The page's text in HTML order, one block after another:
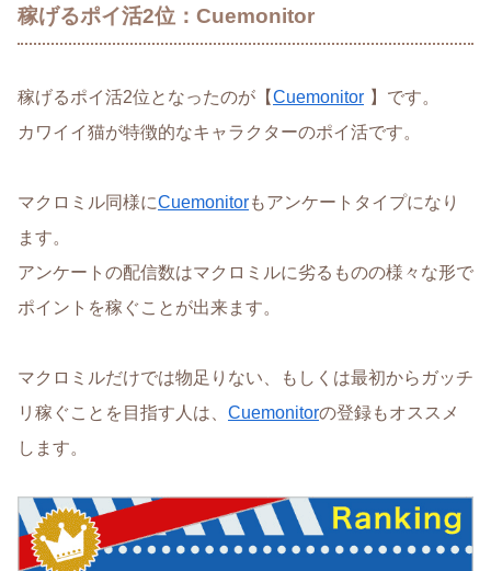
稼げるポイ活2位：Cuemonitor
稼げるポイ活2位となったのが【Cuemonitor 】です。
カワイイ猫が特徴的なキャラクターのポイ活です。
マクロミル同様にCuemonitorもアンケートタイプになり
ます。
アンケートの配信数はマクロミルに劣るものの様々な形で
ポイントを稼ぐことが出来ます。
マクロミルだけでは物足りない、もしくは最初からガッチ
リ稼ぐことを目指す人は、 Cuemonitorの登録もオススメ
します。